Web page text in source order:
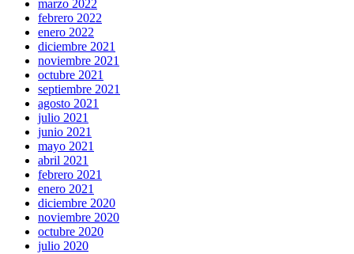
marzo 2022
febrero 2022
enero 2022
diciembre 2021
noviembre 2021
octubre 2021
septiembre 2021
agosto 2021
julio 2021
junio 2021
mayo 2021
abril 2021
febrero 2021
enero 2021
diciembre 2020
noviembre 2020
octubre 2020
julio 2020